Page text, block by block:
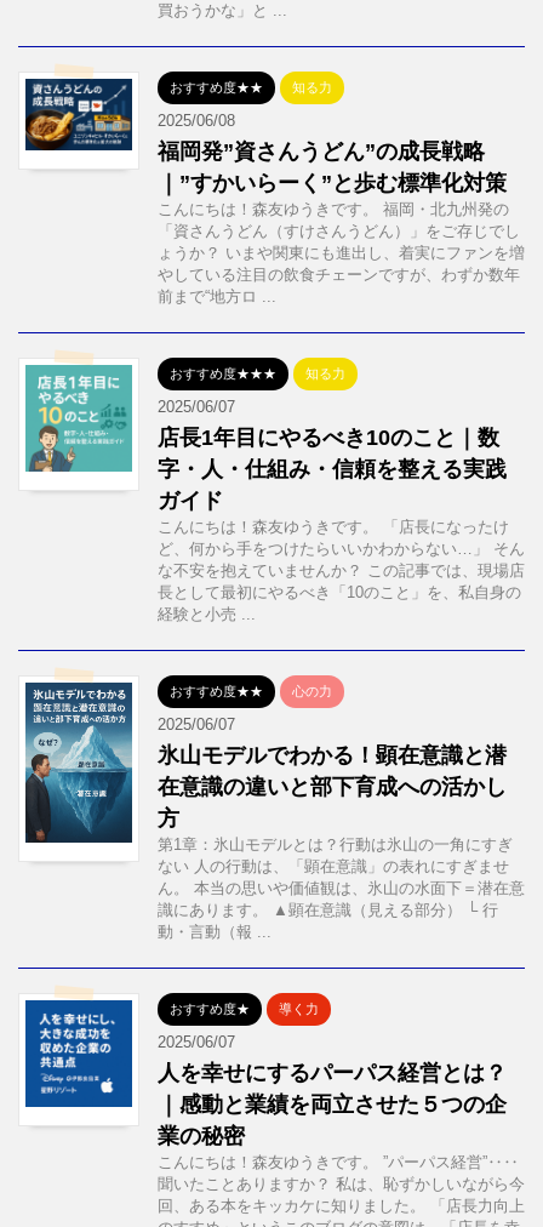
買おうかな」と ...
おすすめ度★★ 知る力
2025/06/08
福岡発”資さんうどん”の成長戦略
｜”すかいらーく”と歩む標準化対策
こんにちは！森友ゆうきです。 福岡・北九州発の
「資さんうどん（すけさんうどん）」をご存じでし
ょうか？ いまや関東にも進出し、着実にファンを増
やしている注目の飲食チェーンですが、わずか数年
前まで“地方ロ ...
おすすめ度★★★ 知る力
2025/06/07
店長1年目にやるべき10のこと｜数
字・人・仕組み・信頼を整える実践
ガイド
こんにちは！森友ゆうきです。 「店長になったけ
ど、何から手をつけたらいいかわからない…」 そん
な不安を抱えていませんか？ この記事では、現場店
長として最初にやるべき「10のこと」を、私自身の
経験と小売 ...
おすすめ度★★ 心の力
2025/06/07
氷山モデルでわかる！顕在意識と潜
在意識の違いと部下育成への活かし
方
第1章：氷山モデルとは？行動は氷山の一角にすぎ
ない 人の行動は、「顕在意識」の表れにすぎませ
ん。 本当の思いや価値観は、氷山の水面下＝潜在意
識にあります。 ▲顕在意識（見える部分） └ 行
動・言動（報 ...
おすすめ度★ 導く力
2025/06/07
人を幸せにするパーパス経営とは？
｜感動と業績を両立させた５つの企
業の秘密
こんにちは！森友ゆうきです。 ”パーパス経営”‥‥
聞いたことありますか？ 私は、恥ずかしいながら今
回、ある本をキッカケに知りました。 「店長力向上